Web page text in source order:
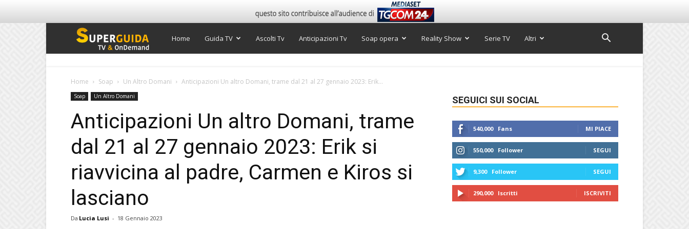
Super
Home Guida TV Ascolti Tv Anticipazioni Tv Soap opera Reality Show Serie TV Altri
Home Soap Un Altro Domani Anticipazioni Un altro Domani, trame dal 21 al 27 gennaio 2023: Erik...
Soap Un Altro Domani
Anticipazioni Un altro Domani, trame
dal 21 al 27 gennaio 2023: Erik si
riavvicina al padre, Carmen e Kiros si
lasciano
Da Lucia Lusi - 18 Gennaio 2023
SEGUICI SUI SOCIAL
540,000 Fans MI PIACE
550,000 Follower SEGUI
9,300 Follower SEGUI
290,000 Iscritti ISCRIVITI